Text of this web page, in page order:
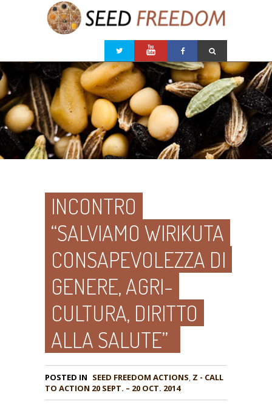
INCONTRO
“SALVIAMO WIRIKUTA
CONSAPEVOLEZZA DI
GENERE, AGRI-
CULTURA, DIRITTO
ALLA SALUTE”
POSTED IN , Z - CALL
TO ACTION 20 SEPT. – 20 OCT. 2014